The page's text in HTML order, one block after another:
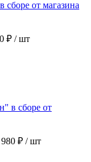
₽ / шт
980 ₽ / шт